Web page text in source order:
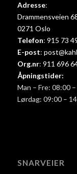
Adresse:
Drammensveien
0271 Oslo
Telefon: 915 73
E-post:
Org.nr: 911 696
Åpningstider:
Man – Fre: 08:00
Lørdag: 09:00 –
SNARVEIER